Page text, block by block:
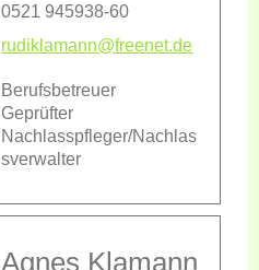
0521 945938-60
rudiklamann@freenet.de
Berufsbetreuer
Geprüfter
Nachlasspfleger/Nachlas
sverwalter
Agnes Klamann